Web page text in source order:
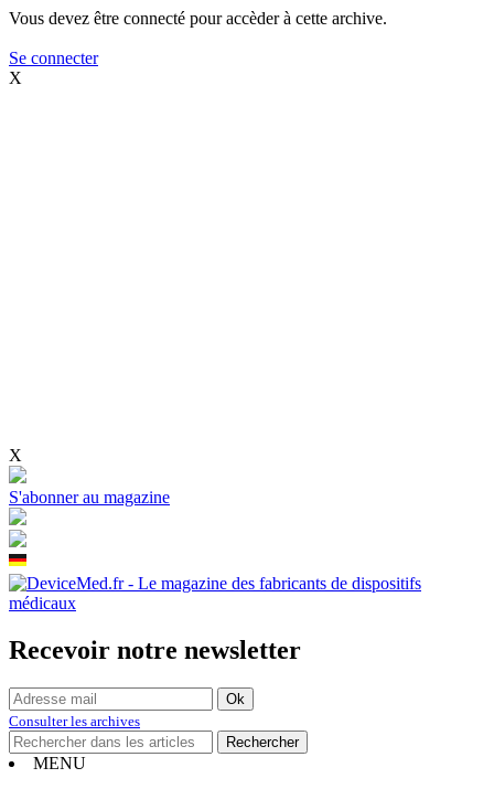
Vous devez être connecté pour accèder à cette archive.
Se connecter
X
X
S'abonner au magazine
Recevoir notre newsletter
Consulter les archives
MENU